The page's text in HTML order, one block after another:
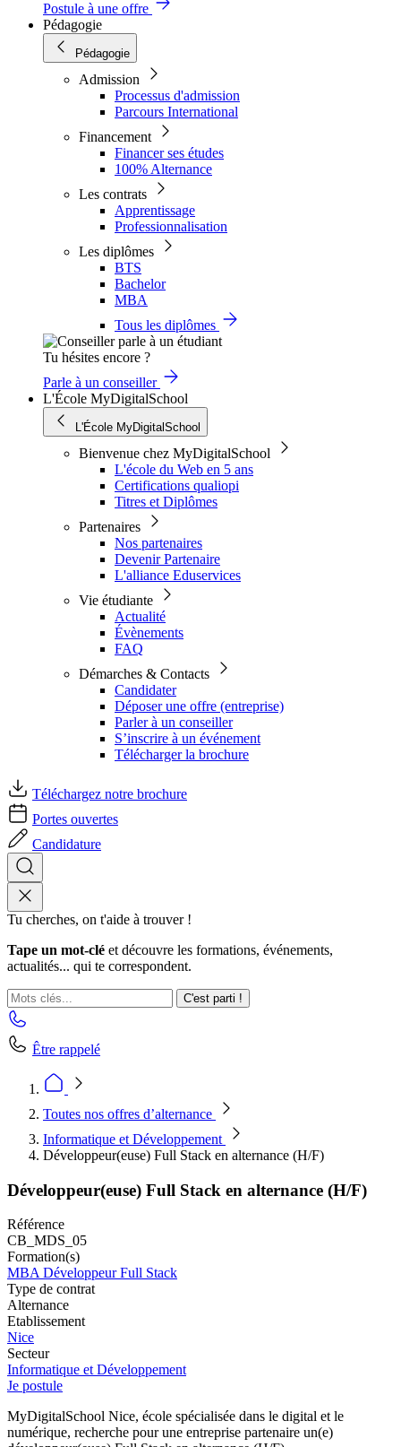
Postule à une offre
Pédagogie
Pédagogie
Admission
Processus d'admission
Parcours International
Financement
Financer ses études
100% Alternance
Les contrats
Apprentissage
Professionnalisation
Les diplômes
BTS
Bachelor
MBA
Tous les diplômes
Tu hésites encore ?
Parle à un conseiller
L'École MyDigitalSchool
L'École MyDigitalSchool
Bienvenue chez MyDigitalSchool
L'école du Web en 5 ans
Certifications qualiopi
Titres et Diplômes
Partenaires
Nos partenaires
Devenir Partenaire
L'alliance Eduservices
Vie étudiante
Actualité
Évènements
FAQ
Démarches & Contacts
Candidater
Déposer une offre (entreprise)
Parler à un conseiller
S’inscrire à un événement
Télécharger la brochure
Téléchargez notre brochure
Portes ouvertes
Candidature
Tu cherches, on t'aide à trouver !
Tape un mot-clé et découvre les formations, événements,
actualités... qui te correspondent.
C'est parti !
Être rappelé
Toutes nos offres d’alternance
Informatique et Développement
Développeur(euse) Full Stack en alternance (H/F)
Développeur(euse) Full Stack en alternance (H/F)
Référence
CB_MDS_05
Formation(s)
MBA Développeur Full Stack
Type de contrat
Alternance
Etablissement
Nice
Secteur
Informatique et Développement
Je postule
MyDigitalSchool Nice, école spécialisée dans le digital et le
numérique, recherche pour une entreprise partenaire un(e)